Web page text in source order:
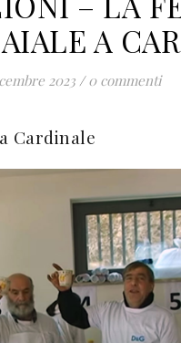
A
2023 / 0 commenti
Cardinale